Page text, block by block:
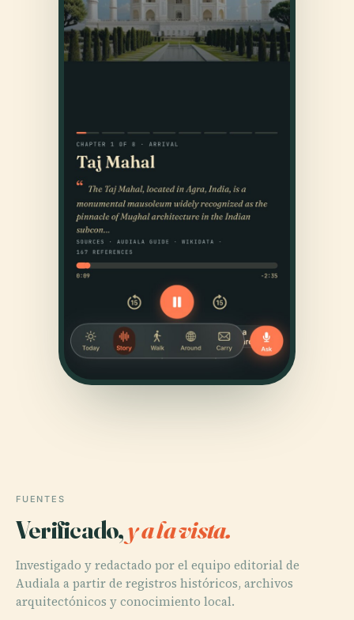
FUENTES
Verificado,y a la vista.
Investigado y redactado por el equipo editorial de
Audiala a partir de registros históricos, archivos
arquitectónicos y conocimiento local.